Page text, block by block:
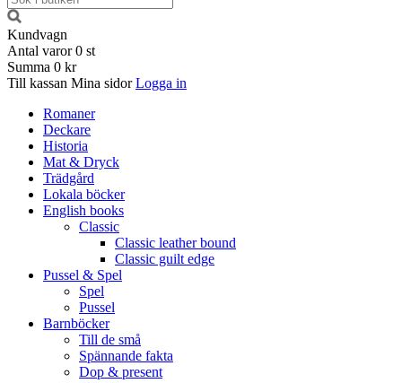
Kundvagn
Antal varor 0 st
Summa 0 kr
Till kassan Mina sidor Logga in
Romaner
Deckare
Historia
Mat & Dryck
Trädgård
Lokala böcker
English books
Classic
Classic leather bound
Classic guilt edge
Pussel & Spel
Spel
Pussel
Barnböcker
Till de små
Spännande fakta
Dop & present